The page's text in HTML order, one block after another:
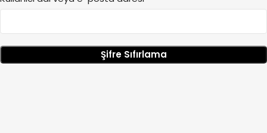
Şifre Sıfırlama